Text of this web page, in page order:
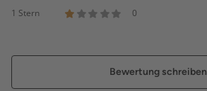
1 Stern
0
Bewertung schreiben